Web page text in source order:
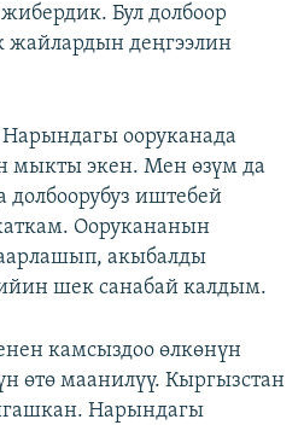
Бул долбоор
деңгээлин
Нарындагы ооруканада
мыкты экен. Мен өзүм да
иштебей
Оорукананын
акыбалды
шек санабай калдым.
камсыздоо өлкөнүн
өтө маанилүү. Кыргызстан
Нарындагы